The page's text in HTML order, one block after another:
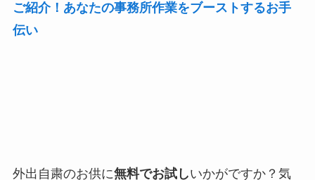
ご紹介！あなたの事務所作業をブーストするお手
伝い
外出自粛のお供に無料でお試しいかがですか？気